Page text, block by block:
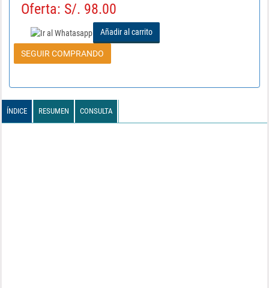
Oferta: S/. 98.00
Añadir al carrito
SEGUIR COMPRANDO
ÍNDICE RESUMEN CONSULTA